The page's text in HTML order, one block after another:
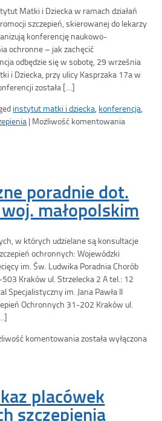
Matki i Dziecka w ramach działań
szczepień, skierowanej do lekarzy
konferencję naukowo-
ochronne – jak zachęcić
odbędzie się w sobotę, 29 września
i Dziecka, przy ulicy Kasprzaka 17a w
została […]
instytut matki i dziecka, konferencja,
| Możliwość komentowania
poradnie dot.
małopolskim
w których udzielane są konsultacje
ochronnych: Wojewódzki
im. Św. Ludwika Poradnia Chorób
Kraków ul. Strzelecka 2 A tel.: 12
Specjalistyczny im. Jana Pawła II
Ochronnych 31-202 Kraków ul.
komentowaniazostała wyłączona
placówek
szczepienia